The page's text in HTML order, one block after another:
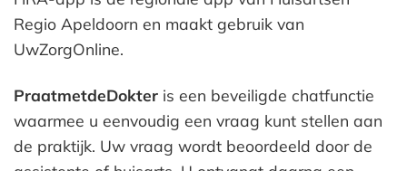
Regio Apeldoorn en maakt gebruik van
UwZorgOnline.
PraatmetdeDokter is een beveiligde chatfunctie
waarmee u eenvoudig een vraag kunt stellen aan
de praktijk. Uw vraag wordt beoordeeld door de